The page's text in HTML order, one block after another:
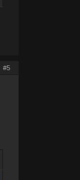
#5